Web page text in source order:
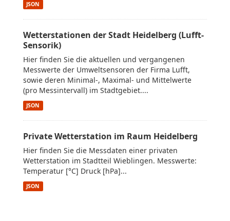
JSON
Wetterstationen der Stadt Heidelberg (Lufft-
Sensorik)
Hier finden Sie die aktuellen und vergangenen
Messwerte der Umweltsensoren der Firma Lufft,
sowie deren Minimal-, Maximal- und Mittelwerte
(pro Messintervall) im Stadtgebiet....
JSON
Private Wetterstation im Raum Heidelberg
Hier finden Sie die Messdaten einer privaten
Wetterstation im Stadtteil Wieblingen. Messwerte:
Temperatur [°C] Druck [hPa]...
JSON